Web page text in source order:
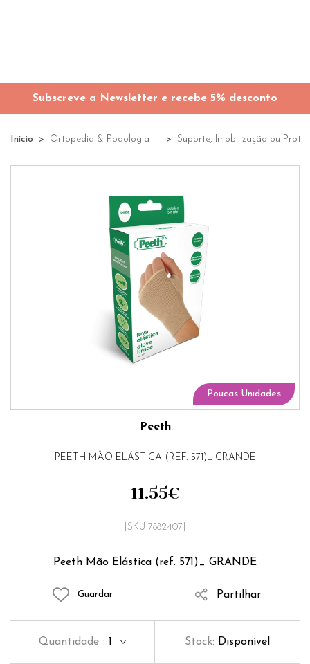
Subscreve a Newsletter e recebe 5% desconto
Início Ortopedia & Podologia Suporte, Imobilização ou
Poucas Unidades
Peeth
PEETH MÃO ELÁSTICA (REF. 571)_ GRANDE
Peeth Mão Elástica (ref. 571)_ GRANDE
[SKU 7882407]
11.55€
Guardar Partilhar
Quantidade : 1 Stock: Disponível